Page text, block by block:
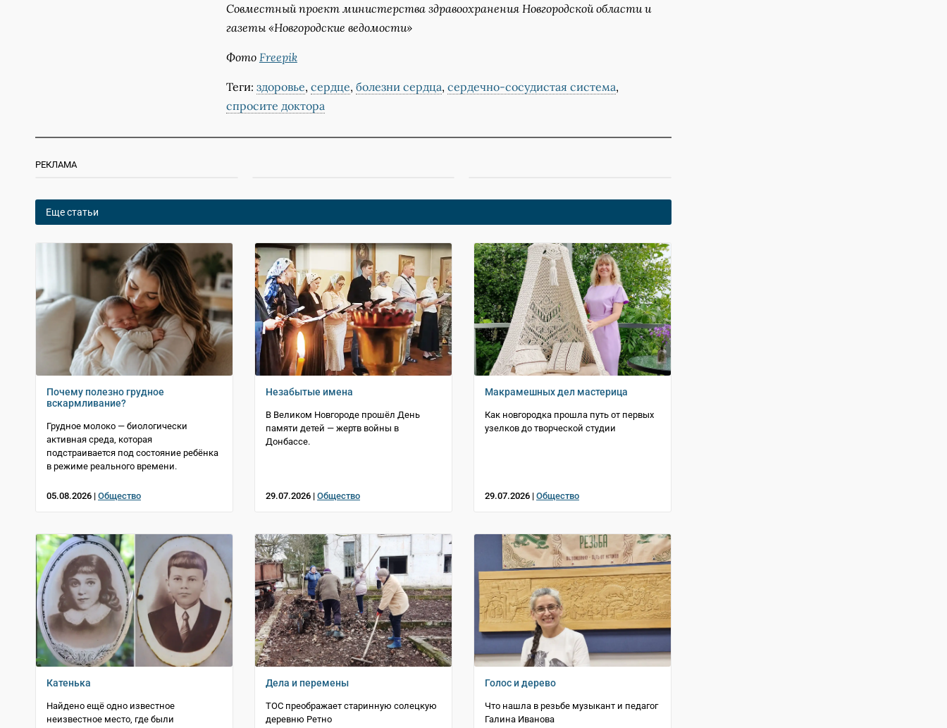
Совместный проект министерства здравоохранения Новгородской области и
газеты «Новгородские ведомости»
Фото Freepik
Теги: здоровье, сердце, болезни сердца, сердечно-сосудистая система,
спросите доктора
РЕКЛАМА
Еще статьи
Почему полезно грудное
вскармливание?
Грудное молоко — биологически
активная среда, которая
подстраивается под состояние ребёнка
в режиме реального времени.
05.08.2026 | Общество
Незабытые имена
В Великом Новгороде прошёл День
памяти детей — жертв войны в
Донбассе.
29.07.2026 | Общество
Макрамешных дел мастерица
Как новгородка прошла путь от первых
узелков до творческой студии
29.07.2026 | Общество
Катенька
Найдено ещё одно известное
неизвестное место, где были
Дела и перемены
ТОС преображает старинную солецкую
деревню Ретно
Голос и дерево
Что нашла в резьбе музыкант и педагог
Галина Иванова